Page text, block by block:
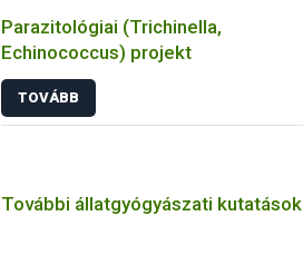
Parazitológiai (Trichinella,
Echinococcus) projekt
TOVÁBB
További állatgyógyászati kutatások